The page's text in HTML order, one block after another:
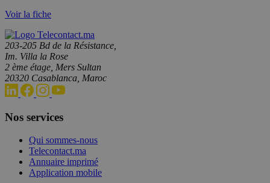
Voir la fiche
203-205 Bd de la Résistance,
Im. Villa la Rose
2 ème étage, Mers Sultan
20320 Casablanca, Maroc
Nos services
Qui sommes-nous
Telecontact.ma
Annuaire imprimé
Application mobile